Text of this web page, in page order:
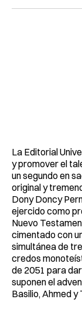
La Editorial
y promover el
un segundo en
original y
Dony Doncy
ejercido como
Nuevo
cimentado con
simultánea de
credos
de 2051 para
suponen el
Basilio, Ahmed y